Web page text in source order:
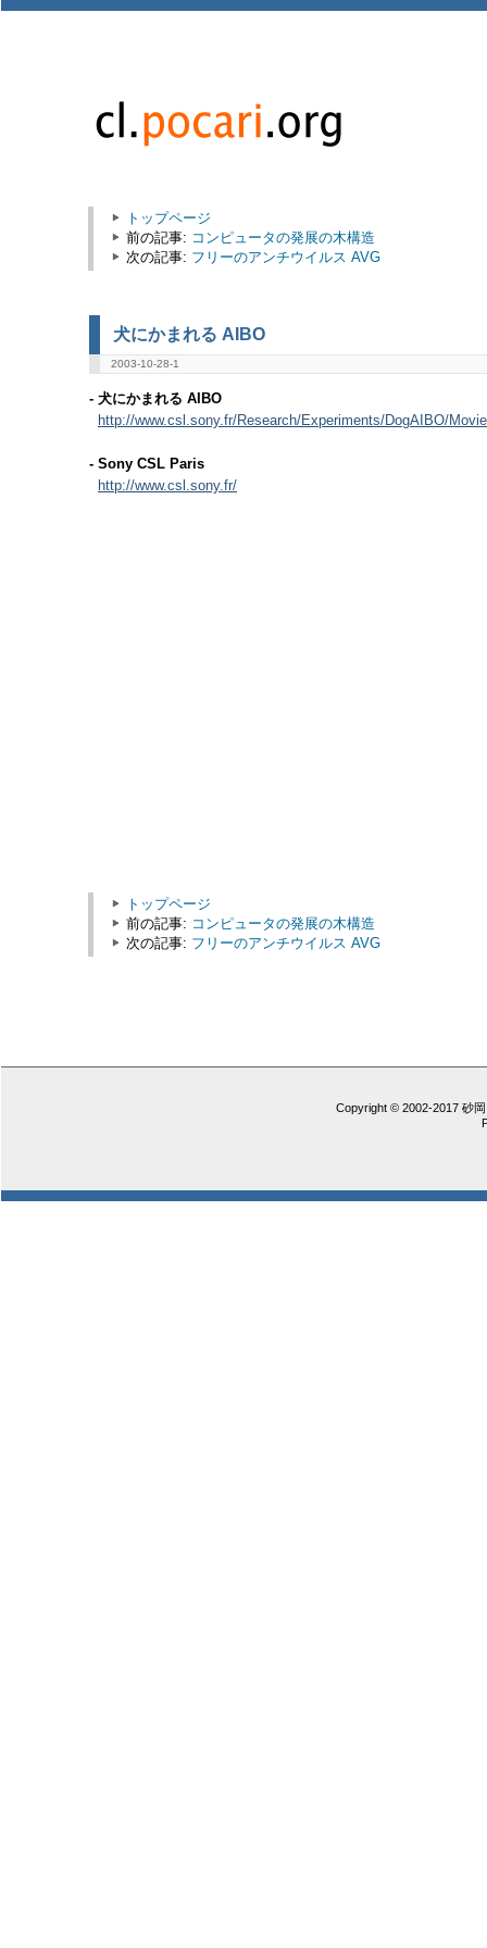
トップページ
前の記事: コンピュータの発展の木構造
次の記事: フリーのアンチウイルス AVG
犬にかまれる AIBO
2003-10-28-1
- 犬にかまれる AIBO
http://www.csl.sony.fr/Research/Experiments/DogAIBO/
- Sony CSL Paris
http://www.csl.sony.fr/
トップページ
前の記事: コンピュータの発展の木構造
次の記事: フリーのアンチウイルス AVG
Copyright © 2002-2017 砂